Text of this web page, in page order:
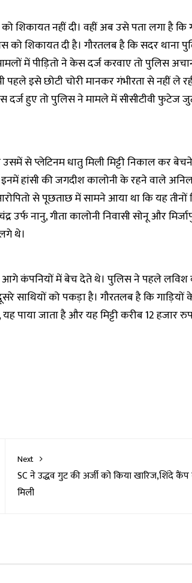
शिकायत नहीं दी। वहीं अब उसे पता लगा है कि
को शिकायत दी है। गौरतलब है कि सदर थाना
में पीड़ितो ने केस दर्ज करवाए तो पुलिस
इसे छोटी चोरी मानकर गंभीरता से नहीं ले
हुए तो पुलिस ने मामले में सीसीटीवी फुटेज
से प्लेटिनम धातु मिली मिट्टी निकाल कर
हांसी की जगदीश कालोनी के रहने वाले
से पूछताछ में सामने आया था कि यह तीनों
उर्फ नानु, गीता कालोनी निवासी सोनू और
थे।
आगे कंपनियों में बेच देते थे। पुलिस ने पहले
साथियों को पकड़ा है। गौरतलब है कि
पाया जाता है और यह मिट्टी करीब 12 हजार
Next
SC ने उद्धव गुट की अर्जी को किया खारिज,शिंदे कैंप
मिली